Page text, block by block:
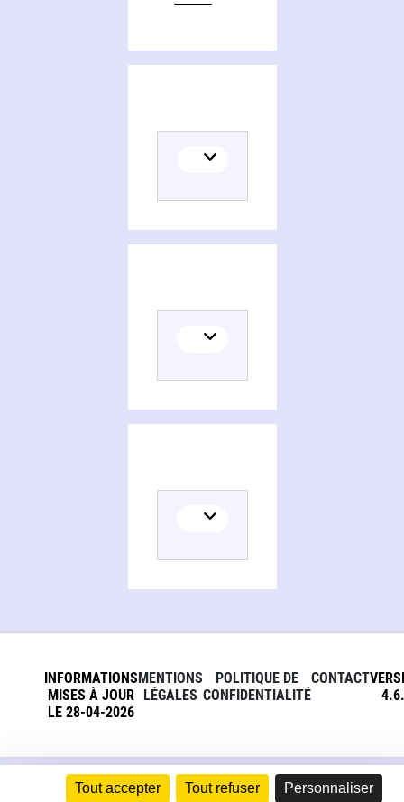
Tout accepter Tout refuser Personnaliser
INFORMATIONS
MISES À JOUR
LE 28-04-2026
MENTIONS
LÉGALES
POLITIQUE DE
CONFIDENTIALITÉ
CONTACT